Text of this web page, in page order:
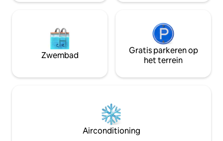
Zwembad
Gratis parkeren op
het terrein
Airconditioning